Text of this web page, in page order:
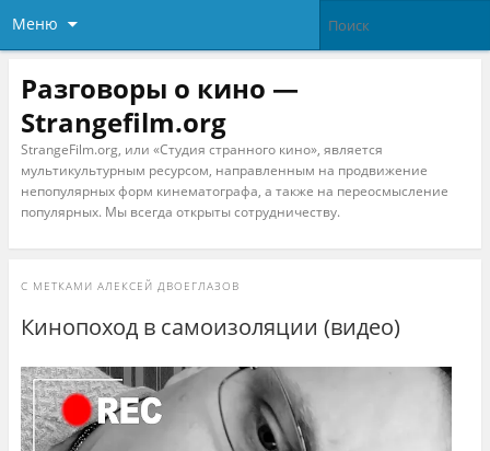
Меню
Разговоры о кино —
Strangefilm.org
StrangeFilm.org, или «Студия странного кино», является
мультикультурным ресурсом, направленным на продвижение
непопулярных форм кинематографа, а также на переосмысление
популярных. Мы всегда открыты сотрудничеству.
С МЕТКАМИ АЛЕКСЕЙ ДВОЕГЛАЗОВ
Кинопоход в самоизоляции (видео)